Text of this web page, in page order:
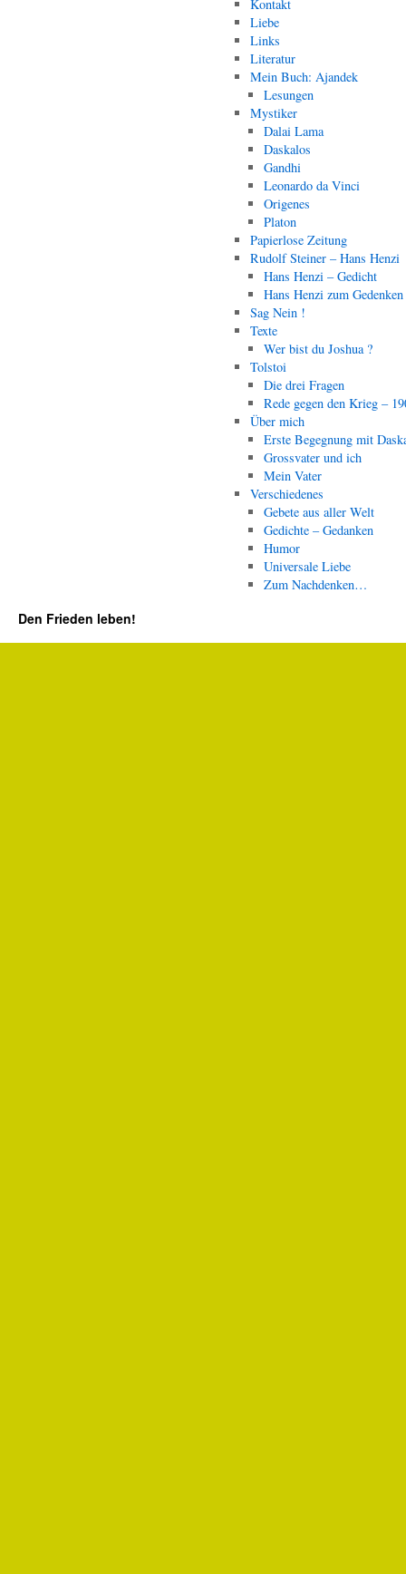
Kontakt
Liebe
Links
Literatur
Mein Buch: Ajandek
Lesungen
Mystiker
Dalai Lama
Daskalos
Gandhi
Leonardo da Vinci
Origenes
Platon
Papierlose Zeitung
Rudolf Steiner – Hans Henzi
Hans Henzi – Gedicht
Hans Henzi zum Gedenken
Sag Nein !
Texte
Wer bist du Joshua ?
Tolstoi
Die drei Fragen
Rede gegen den Krieg –
Über mich
Erste Begegnung mit
Grossvater und ich
Mein Vater
Verschiedenes
Gebete aus aller Welt
Gedichte – Gedanken
Humor
Universale Liebe
Zum Nachdenken…
Den Frieden leben!